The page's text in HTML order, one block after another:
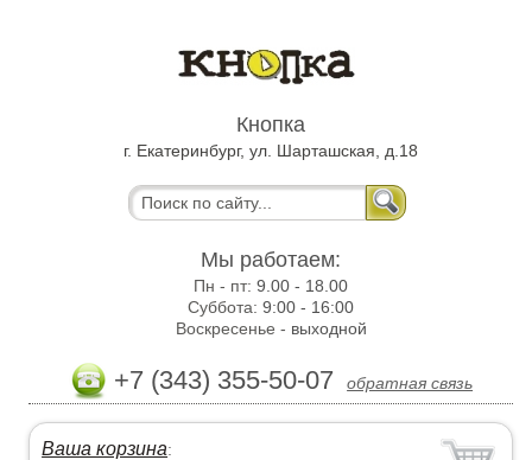
Кнопка
г. Екатеринбург, ул. Шарташская, д.18
Мы работаем:
Пн - пт:9.00 - 18.00
Суббота:9:00 - 16:00
Воскресенье - выходной
+7 (343) 355-50-07 обратная связь
Ваша корзина: